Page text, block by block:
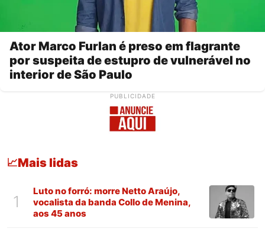
Ator Marco Furlan é preso em flagrante
por suspeita de estupro de vulnerável no
interior de São Paulo
PUBLICIDADE
📈Mais lidas
1
Luto no forró: morre Netto Araújo,
vocalista da banda Collo de Menina,
aos 45 anos